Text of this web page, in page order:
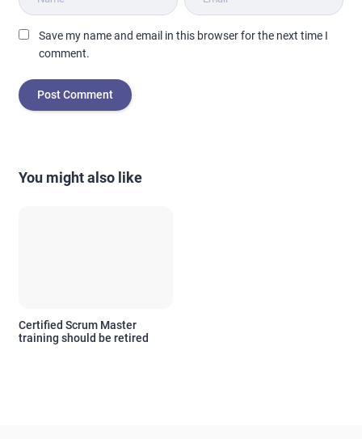
Save my name and email in this browser for the next time I
comment.
You might also like
Certified Scrum Master
training should be retired